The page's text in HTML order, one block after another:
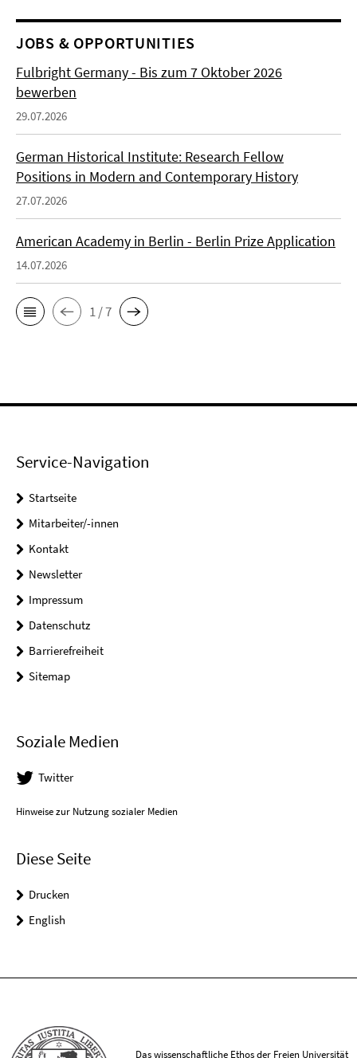
JOBS & OPPORTUNITIES
Fulbright Germany - Bis zum 7 Oktober 2026
bewerben
29.07.2026
German Historical Institute: Research Fellow
Positions in Modern and Contemporary History
27.07.2026
American Academy in Berlin - Berlin Prize Application
14.07.2026
1 / 7
Service-Navigation
Startseite
Mitarbeiter/-innen
Kontakt
Newsletter
Impressum
Datenschutz
Barrierefreiheit
Sitemap
Soziale Medien
Twitter
Hinweise zur Nutzung sozialer Medien
Diese Seite
Drucken
English
Das wissenschaftliche Ethos der Freien Universität